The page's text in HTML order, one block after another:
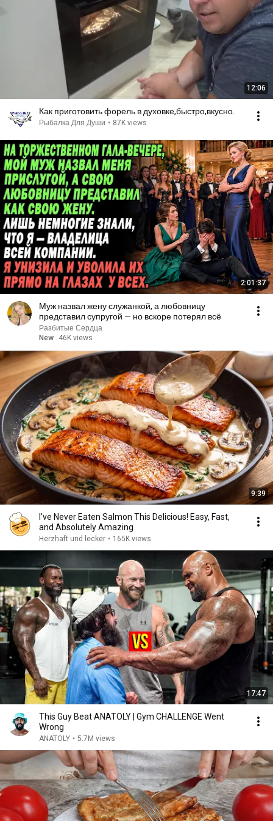
12:06
Как приготовить форель в духовке,быстро,вкусно.
Рыбалка Для Души • 87K views
2:01:37
Муж назвал жену служанкой, а любовницу
представил супругой — но вскоре потерял всё
Разбитые Сердца
New
46K views
9:39
I’ve Never Eaten Salmon This Delicious! Easy, Fast,
and Absolutely Amazing
Herzhaft und lecker • 165K views
17:47
This Guy Beat ANATOLY | Gym CHALLENGE Went
Wrong
ANATOLY • 5.7M views